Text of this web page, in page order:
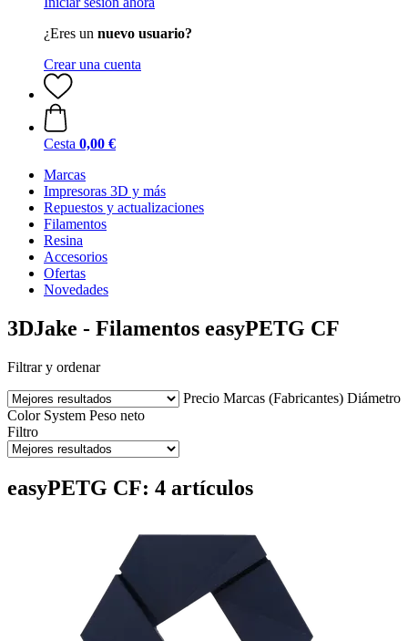
¿Eres un nuevo usuario?
Crear una cuenta
Cesta 0,00 €
Marcas
Impresoras 3D y más
Repuestos y actualizaciones
Filamentos
Resina
Accesorios
Ofertas
Novedades
3DJake - Filamentos easyPETG CF
Filtrar y ordenar
Precio Marcas (Fabricantes) Diámetro
Color System Peso neto
Filtro
easyPETG CF: 4 artículos